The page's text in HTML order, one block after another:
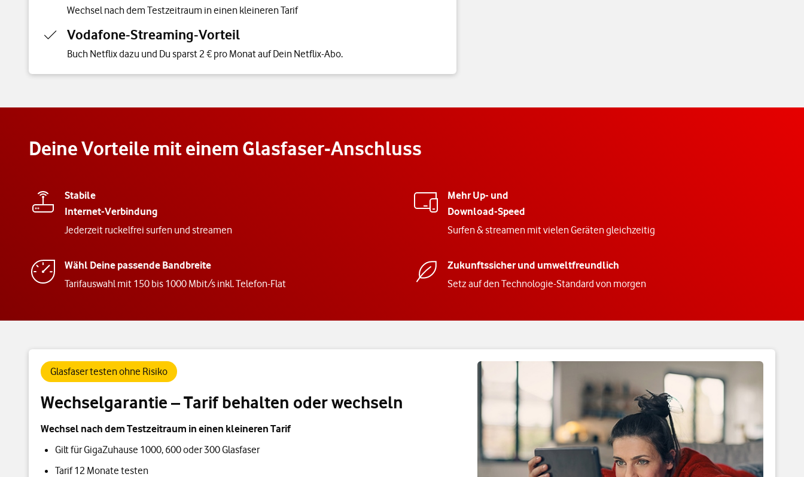
Wechsel nach dem Testzeitraum in einen kleineren Tarif
Vodafone-Streaming-Vorteil
Buch Netflix dazu und Du sparst 2 € pro Monat auf Dein Netflix-Abo.
Deine Vorteile mit einem Glasfaser-Anschluss
Stabile
Internet-Verbindung
Jederzeit ruckelfrei surfen und streamen
Mehr Up- und
Download-Speed
Surfen & streamen mit vielen Geräten gleichzeitig
Wähl Deine passende Bandbreite
Tarifauswahl mit 150 bis 1000 Mbit/s inkl. Telefon-Flat
Zukunftssicher und umweltfreundlich
Setz auf den Technologie-Standard von morgen
Glasfaser testen ohne Risiko
Wechselgarantie – Tarif behalten oder wechseln
Wechsel nach dem Testzeitraum in einen kleineren Tarif
Gilt für GigaZuhause 1000, 600 oder 300 Glasfaser
Tarif 12 Monate testen